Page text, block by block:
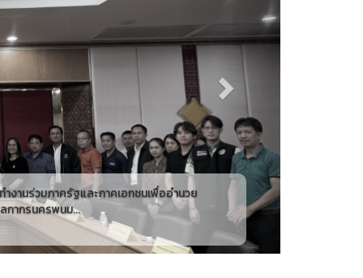
วันที่ 3 สิงหาคม 2569 นางสาววิภาวี ถึงนาค หัวหน้าฝ่ายบริก
พัฒนาจังหวัดนครพนม พ.ศ.